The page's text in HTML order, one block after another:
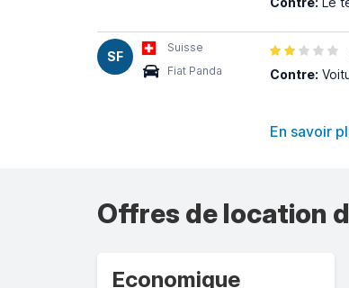
SF
Suisse
Fiat Panda
Contre:
En savoir
Offres de location
Economique